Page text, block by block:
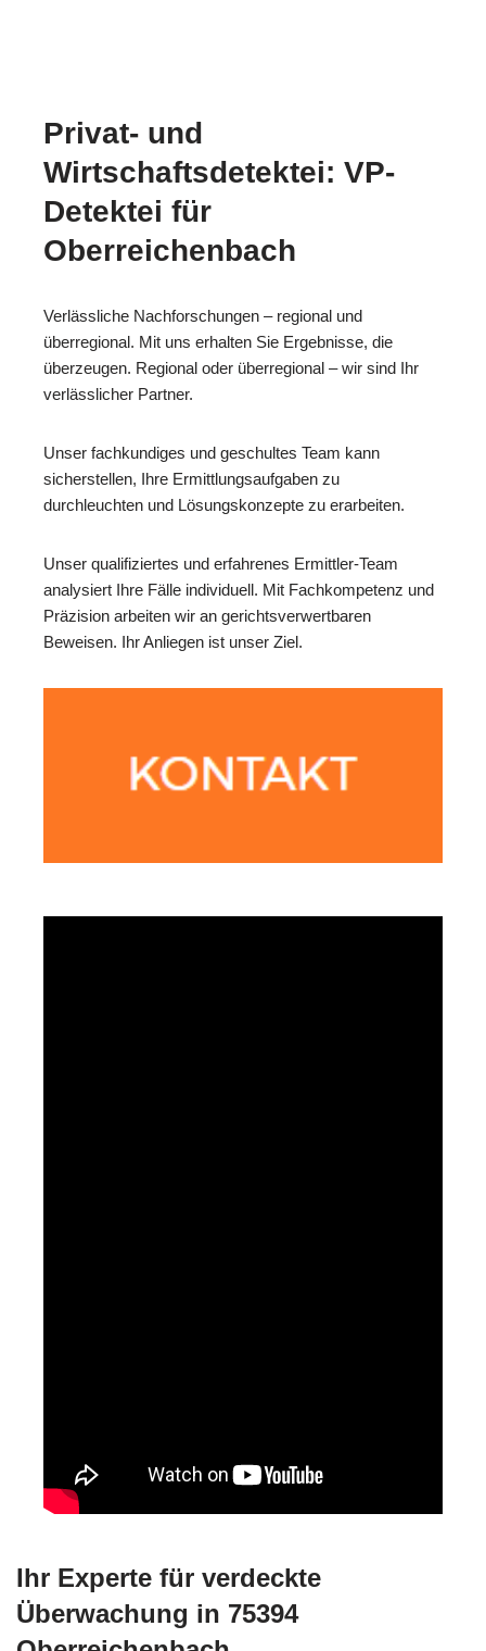
Privat- und
Wirtschaftsdetektei: VP-
Detektei für
Oberreichenbach
Verlässliche Nachforschungen – regional und
überregional. Mit uns erhalten Sie Ergebnisse, die
überzeugen. Regional oder überregional – wir sind Ihr
verlässlicher Partner.
Unser fachkundiges und geschultes Team kann
sicherstellen, Ihre Ermittlungsaufgaben zu
durchleuchten und Lösungskonzepte zu erarbeiten.
Unser qualifiziertes und erfahrenes Ermittler-Team
analysiert Ihre Fälle individuell. Mit Fachkompetenz und
Präzision arbeiten wir an gerichtsverwertbaren
Beweisen. Ihr Anliegen ist unser Ziel.
Ihr Experte für verdeckte
Überwachung in 75394